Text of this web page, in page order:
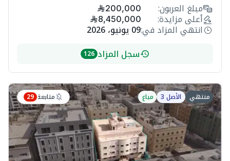
مبلغ العربون: 200,000
أعلى مزايدة: 8,450,000
انتهي المزاد في:09 يونيو، 2026
سجل المزاد 126
منتهي الأصل 3 مباع متابعة 29